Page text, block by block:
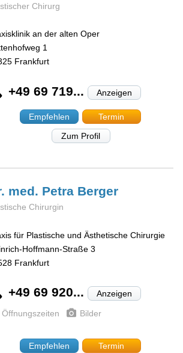
Chirurg
an der alten Oper
1
Frankfurt
+49 69 719... Anzeigen
Empfehlen
Termin
Zum Profil
med. Petra Berger
Chirurgin
für Plastische und Ästhetische Chirurgie
Hoffmann-Straße 3
Frankfurt
+49 69 920... Anzeigen
Öffnungszeiten Bilder
Empfehlen
Termin